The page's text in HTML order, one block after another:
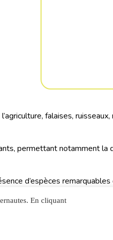
falaises,
permettant notamment
d’espèces
En cliquant